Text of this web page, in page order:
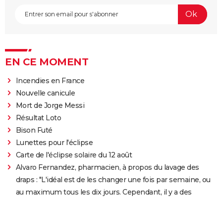
EN CE MOMENT
Incendies en France
Nouvelle canicule
Mort de Jorge Messi
Résultat Loto
Bison Futé
Lunettes pour l'éclipse
Carte de l'éclipse solaire du 12 août
Alvaro Fernandez, pharmacien, à propos du lavage des
draps : "L'idéal est de les changer une fois par semaine, ou
au maximum tous les dix jours. Cependant, il y a des